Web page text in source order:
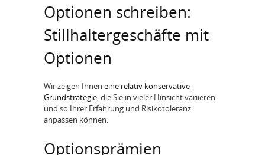
Optionen schreiben:
Stillhaltergeschäfte mit
Optionen
Wir zeigen Ihnen eine relativ konservative
Grundstrategie, die Sie in vieler Hinsicht variieren
und so Ihrer Erfahrung und Risikotoleranz
anpassen können.
Optionsprämien